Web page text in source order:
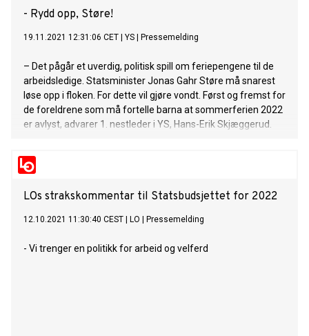
- Rydd opp, Støre!
19.11.2021 12:31:06 CET YS Pressemelding
– Det pågår et uverdig, politisk spill om feriepengene til de
arbeidsledige. Statsminister Jonas Gahr Støre må snarest
løse opp i floken. For dette vil gjøre vondt. Først og fremst for
de foreldrene som må fortelle barna at sommerferien 2022
er avlyst, advarer 1. nestleder i YS, Hans-Erik Skjæggerud.
LOs strakskommentar til Statsbudsjettet for 2022
12.10.2021 11:30:40 CEST LO Pressemelding
- Vi trenger en politikk for arbeid og velferd